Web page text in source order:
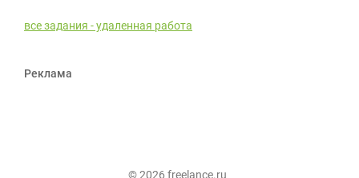
все задания - удаленная работа
Реклама
© 2026 freelance.ru